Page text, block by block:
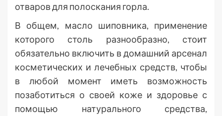
отваров для полоскания горла.
В общем, масло шиповника, применение
которого столь разнообразно, стоит
обязательно включить в домашний арсенал
косметических и лечебных средств, чтобы
в любой момент иметь возможность
позаботиться о своей коже и здоровье с
помощью натурального средства,